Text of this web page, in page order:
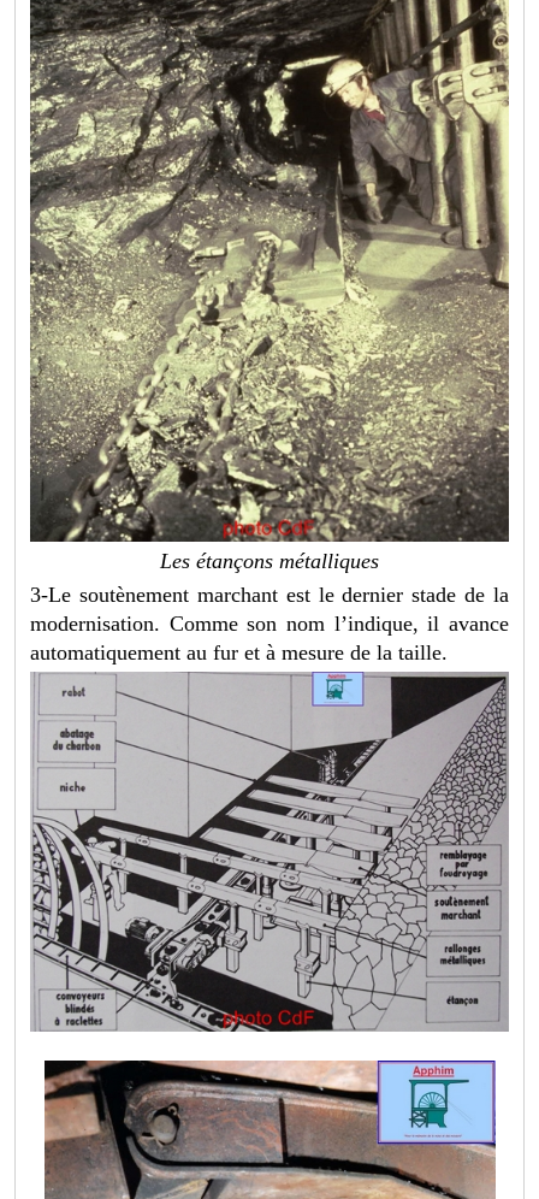
Les étançons métalliques
3-Le soutènement marchant est le dernier stade de la
modernisation. Comme son nom l’indique, il avance
automatiquement au fur et à mesure de la taille.